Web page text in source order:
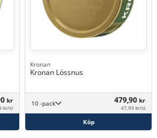
kr
kr/st
Kronan
Kronan Lössnus
10 -pack 479,90 kr
47,99 kr/st
Köp